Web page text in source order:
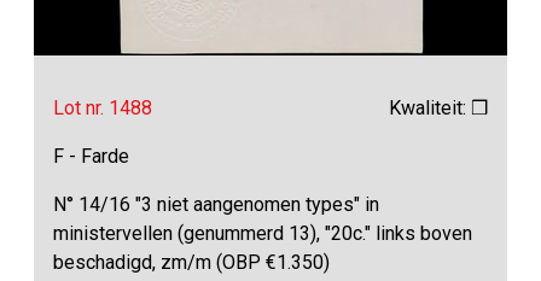
Lot nr. 1488 Kwaliteit: ❒
F - Farde
N° 14/16 "3 niet aangenomen types" in
ministervellen (genummerd 13), "20c." links boven
beschadigd, zm/m (OBP €1.350)